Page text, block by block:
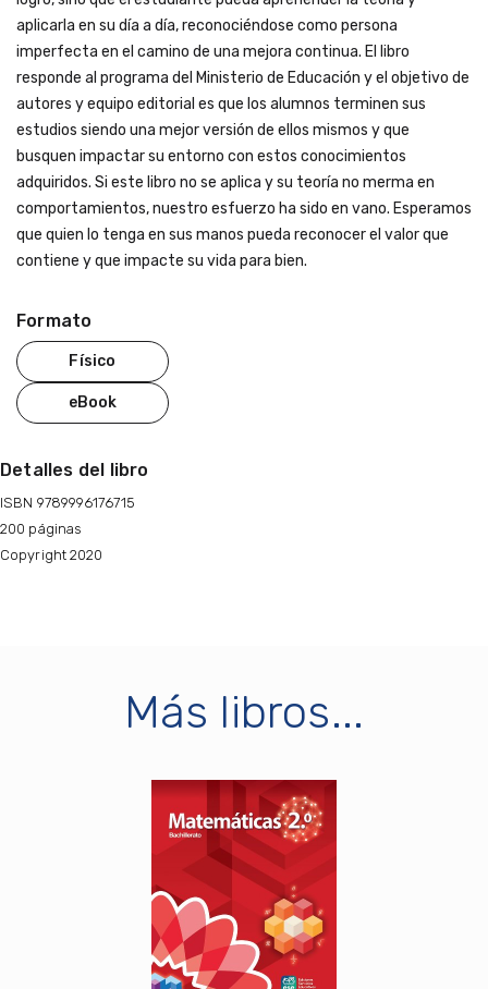
aplicarla en su día a día, reconociéndose como persona
imperfecta en el camino de una mejora continua. El libro
responde al programa del Ministerio de Educación y el objetivo de
autores y equipo editorial es que los alumnos terminen sus
estudios siendo una mejor versión de ellos mismos y que
busquen impactar su entorno con estos conocimientos
adquiridos. Si este libro no se aplica y su teoría no merma en
comportamientos, nuestro esfuerzo ha sido en vano. Esperamos
que quien lo tenga en sus manos pueda reconocer el valor que
contiene y que impacte su vida para bien.
Formato
Físico
eBook
Detalles del libro
ISBN 9789996176715
200 páginas
Copyright 2020
Más libros...